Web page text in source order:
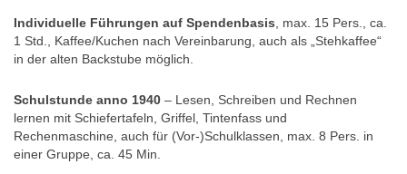
Individuelle Führungen auf Spendenbasis , max. 15 Pers., ca.
1 Std., Kaffee/Kuchen nach Vereinbarung, auch als „Stehkaffee“
in der alten Backstube möglich.
Schulstunde anno 1940 – Lesen, Schreiben und Rechnen
lernen mit Schiefertafeln, Griffel, Tintenfass und
Rechenmaschine, auch für (Vor-)Schulklassen, max. 8 Pers. in
einer Gruppe, ca. 45 Min.